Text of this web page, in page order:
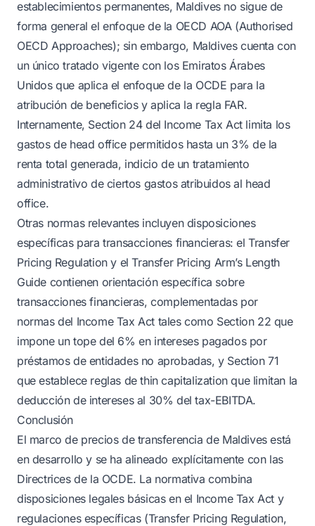
establecimientos permanentes, Maldives no sigue de
forma general el enfoque de la OECD AOA (Authorised
OECD Approaches); sin embargo, Maldives cuenta con
un único tratado vigente con los Emiratos Árabes
Unidos que aplica el enfoque de la OCDE para la
atribución de beneficios y aplica la regla FAR.
Internamente, Section 24 del Income Tax Act limita los
gastos de head office permitidos hasta un 3% de la
renta total generada, indicio de un tratamiento
administrativo de ciertos gastos atribuidos al head
office.
Otras normas relevantes incluyen disposiciones
específicas para transacciones financieras: el Transfer
Pricing Regulation y el Transfer Pricing Arm’s Length
Guide contienen orientación específica sobre
transacciones financieras, complementadas por
normas del Income Tax Act tales como Section 22 que
impone un tope del 6% en intereses pagados por
préstamos de entidades no aprobadas, y Section 71
que establece reglas de thin capitalization que limitan la
deducción de intereses al 30% del tax-EBITDA.
Conclusión
El marco de precios de transferencia de Maldives está
en desarrollo y se ha alineado explícitamente con las
Directrices de la OCDE. La normativa combina
disposiciones legales básicas en el Income Tax Act y
regulaciones específicas (Transfer Pricing Regulation,